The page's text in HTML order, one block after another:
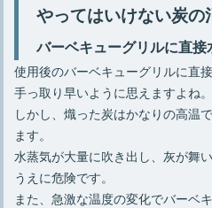
やってはいけない炭の
バーベキューグリルに直接
使用後のバーベキューグリルに直
手っ取り早いように思えますよね。
しかし、熾った炭はかなりの高温
ます。
水蒸気が大量に吹き出し、灰が舞
うえに危険です。
また、急激な温度の変化でバーベ